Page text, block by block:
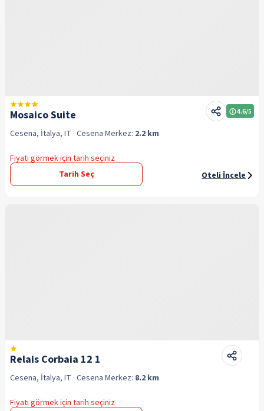
Mosaico Suite 4.6/5
Cesena, İtalya, IT · Cesena Merkez: 2.2 km
Fiyatı görmek için tarih seçiniz
Tarih Seç
Oteli İncele
Relais Corbaia 12 1
Cesena, İtalya, IT · Cesena Merkez: 8.2 km
Fiyatı görmek için tarih seçiniz